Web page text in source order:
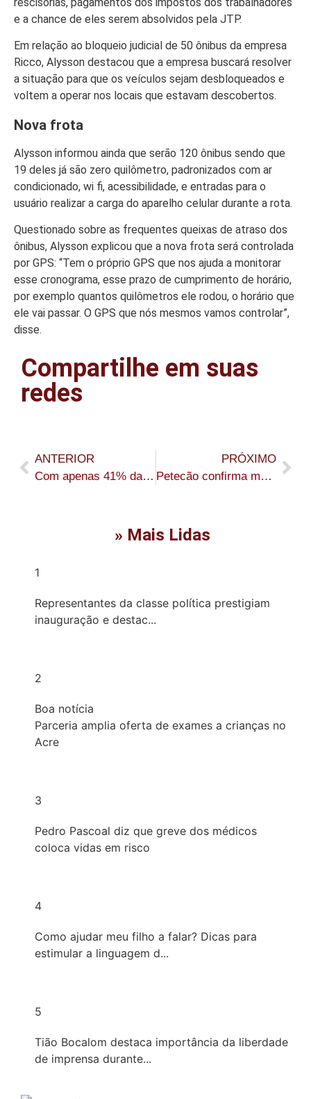
Expediente
Política de
privacidade
Fale com
Portal Acre
e a chance de eles serem absolvidos pela JTP.
Em relação ao bloqueio judicial de 50 ônibus da empresa
Ricco, Alysson destacou que a empresa buscará resolver
a situação para que os veículos sejam desbloqueados e
voltem a operar nos locais que estavam descobertos.
Nova frota
Alysson informou ainda que serão 120 ônibus sendo que
19 deles já são zero quilômetro, padronizados com ar
condicionado, wi fi, acessibilidade, e entradas para o
usuário realizar a carga do aparelho celular durante a rota.
Questionado sobre as frequentes queixas de atraso dos
ônibus, Alysson explicou que a nova frota será controlada
por GPS: “Tem o próprio GPS que nos ajuda a monitorar
esse cronograma, esse prazo de cumprimento de horário,
por exemplo quantos quilômetros ele rodou, o horário que
ele vai passar. O GPS que nós mesmos vamos controlar”,
disse.
Compartilhe em suas
redes
ANTERIOR
Com apenas 41% da frota em circulação, crise no transporte público compromete a rotina de moradores de Rio Branco
PRÓXIMO
Petecão confirma mais de R$ 3,6 milhões para obras e equipamentos em três municípios do Acre
» Mais Lidas
1
Representantes da classe política prestigiam
inauguração e destac...
2
Boa notícia
Parceria amplia oferta de exames a crianças no
Acre
3
Pedro Pascoal diz que greve dos médicos
coloca vidas em risco
4
Como ajudar meu filho a falar? Dicas para
estimular a linguagem d...
5
Tião Bocalom destaca importância da liberdade
de imprensa durante...